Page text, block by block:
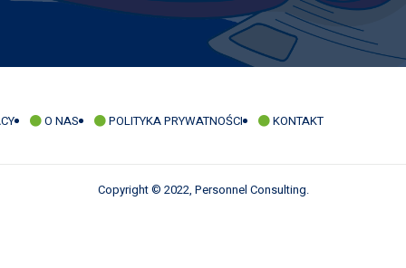
O NAS POLITYKA PRYWATNOŚCI KONTAKT
Copyright © 2022, Personnel Consulting.